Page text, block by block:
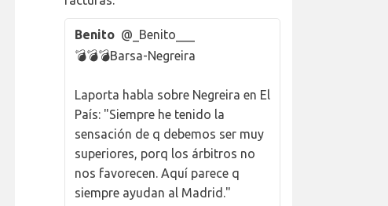
Benito @_Benito___
💣💣💣Barsa-Negreira
Laporta habla sobre Negreira en El
País: "Siempre he tenido la
sensación de q debemos ser muy
superiores, porq los árbitros no
nos favorecen. Aquí parece q
siempre ayudan al Madrid."